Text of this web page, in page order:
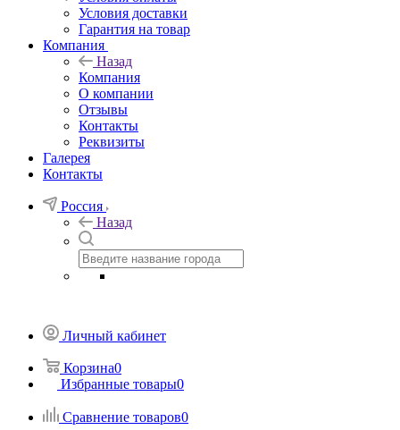
Условия доставки
Гарантия на товар
Компания
Назад
Компания
О компании
Отзывы
Контакты
Реквизиты
Галерея
Контакты
Россия
Назад
Личный кабинет
Корзина0
Избранные товары0
Сравнение товаров0